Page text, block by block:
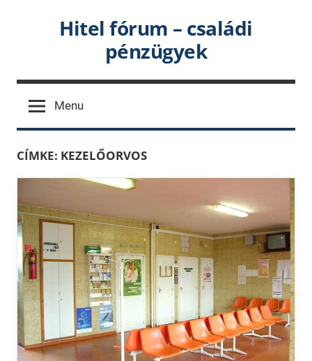
Hitel fórum – családi
pénzügyek
Menu
CÍMKE: KEZELŐORVOS